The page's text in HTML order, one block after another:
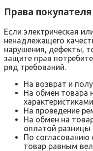
Права покупателя
Если электрическая
ненадлежащего
нарушения, дефекты,
защите прав
ряд требований.
На возврат и
На обмен товара
На проведение
На обмен на
оплатой разницы
По согласованию
товар равным